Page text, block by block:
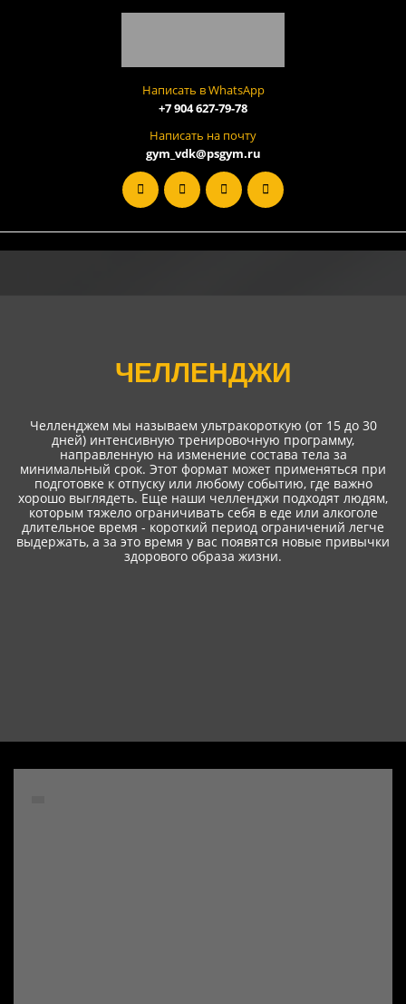
Написать в WhatsApp
+7 904 627-79-78
Написать на почту
gym_vdk@psgym.ru
ЧЕЛЛЕНДЖИ
Челленджем мы называем ультракороткую (от 15 до 30
дней) интенсивную тренировочную программу,
направленную на изменение состава тела за
минимальный срок. Этот формат может применяться при
подготовке к отпуску или любому событию, где важно
хорошо выглядеть. Еще наши челленджи подходят людям,
которым тяжело ограничивать себя в еде или алкоголе
длительное время - короткий период ограничений легче
выдержать, а за это время у вас появятся новые привычки
здорового образа жизни.